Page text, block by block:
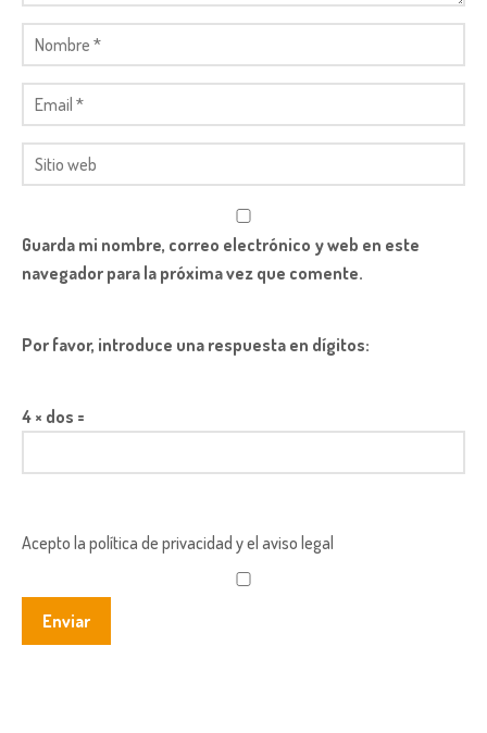
Guarda mi nombre, correo electrónico y web en este
navegador para la próxima vez que comente.
Por favor, introduce una respuesta en dígitos:
4 × dos =
Acepto la política de privacidad y el aviso legal